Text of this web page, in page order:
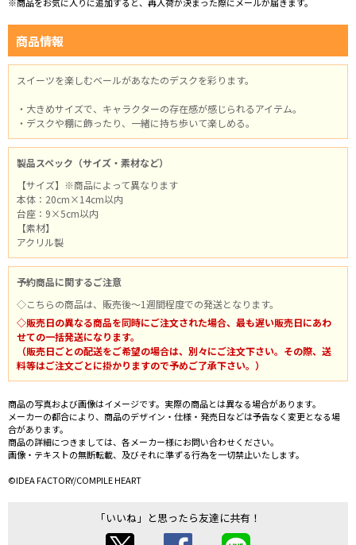
商品情報
スイーツを楽しむベールがあなたのデスクを彩ります。
・大きめサイズで、キャラクターの存在感が感じられるアイテム。
・デスクや棚に飾ったり、一緒に持ち歩いて楽しめる。
製品スペック（サイズ・素材など）
【サイズ】※商品によって異なります
本体：20cm×14cm以内
台座：9×5cm以内
【素材】
アクリル製
予約商品に関するご注意
◇こちらの商品は、販売後～1週間程度での発送となります。
◇販売日の異なる商品を同時にご注文された場合、最も遅い販売日にあわ
せての一括発送になります。
（販売日ごとの配送をご希望の場合は、別々にご注文下さい。その際、送
料等はご注文ごとに掛かりますので予めご了承下さい。）
商品の写真および画像はイメージです。実際の商品とは異なる場合があります。
メーカーの都合により、商品のデザイン・仕様・発売日などは予告なく変更となる場
合があります。
商品の詳細につきましては、各メーカー様にお問い合わせください。
画像・テキストの無断転載、及びそれに準ずる行為を一切禁止いたします。
©IDEA FACTORY/COMPILE HEART
「いいね」と思ったら友達に共有！